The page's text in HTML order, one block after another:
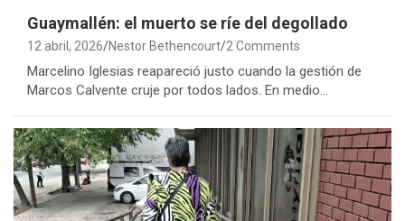
Guaymallén: el muerto se ríe del degollado
12 abril, 2026 Nestor Bethencourt 2 Comments
Marcelino Iglesias reapareció justo cuando la gestión de
Marcos Calvente cruje por todos lados. En medio…